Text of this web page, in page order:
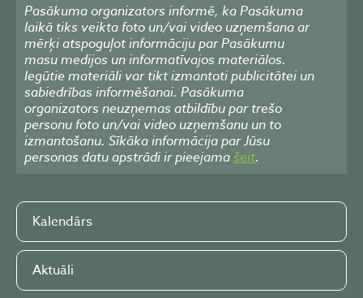
Pasākuma organizators informē, ka Pasākuma
laikā tiks veikta foto un/vai video uzņemšana ar
mērķi atspoguļot informāciju par Pasākumu
masu medijos un informatīvajos materiālos.
Iegūtie materiāli var tikt izmantoti publicitātei un
sabiedrības informēšanai. Pasākuma
organizators neuzņemas atbildību par trešo
personu foto un/vai video uzņemšanu un to
izmantošanu. Sīkāka informācija par Jūsu
personas datu apstrādi ir pieejamašeit.
Kalendārs
Aktuāli